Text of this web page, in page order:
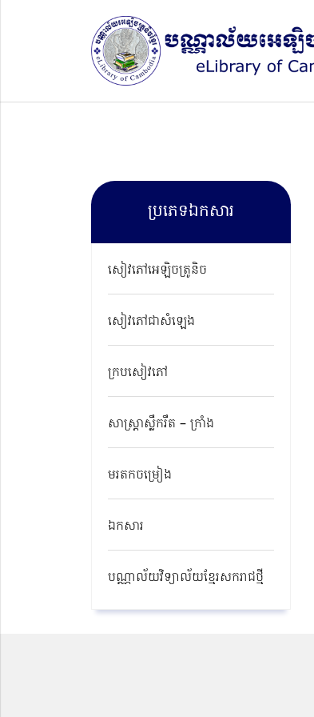
ប្រភេទឯកសារ
សៀវភៅអេឡិចត្រូនិច
សៀវភៅជាសំឡេង
ក្របសៀវភៅ
សាស្ត្រាស្លឹករឹត – ក្រាំង
មរតកចម្រៀង
ឯកសារ
បណ្ណាល័យវិទ្យាល័យខ្មែរសករាជថ្មី​